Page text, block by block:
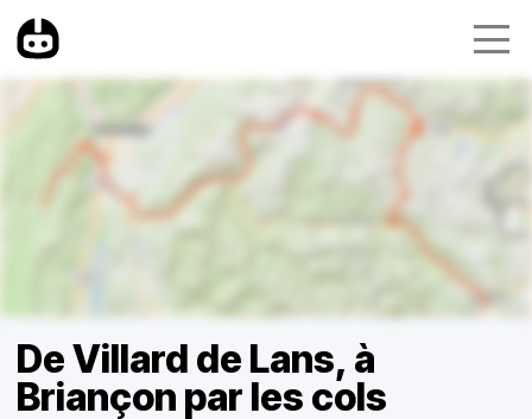
De Villard de Lans, à
Briançon par les cols